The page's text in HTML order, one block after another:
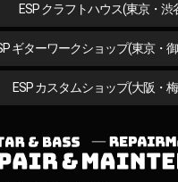
ESP クラフトハウス(東京・渋
ギターワークショップ(東京・
ESP カスタムショップ(大阪・